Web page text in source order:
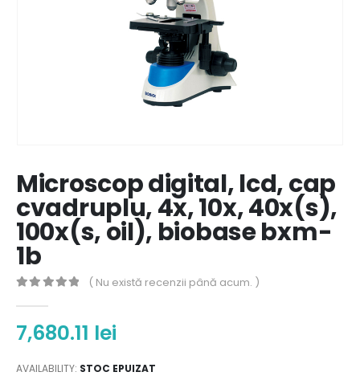
Microscop digital, lcd, cap
cvadruplu, 4x, 10x, 40x(s),
100x(s, oil), biobase bxm-
1b
( Nu există recenzii până acum. )
7,680.11 lei
AVAILABILITY: STOC EPUIZAT